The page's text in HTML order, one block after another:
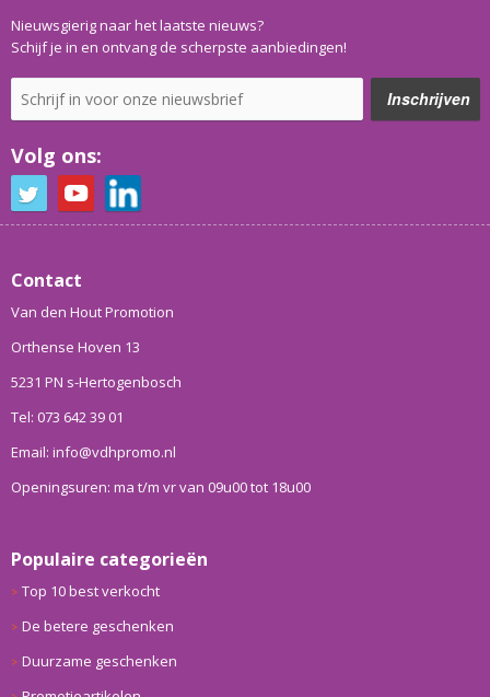
Nieuwsgierig naar het laatste nieuws?
Schijf je in en ontvang de scherpste aanbiedingen!
Volg ons:
Contact
Van den Hout Promotion
Orthense Hoven 13
5231 PN s-Hertogenbosch
Tel: 073 642 39 01
Email: info@vdhpromo.nl
Openingsuren: ma t/m vr van 09u00 tot 18u00
Populaire categorieën
Top 10 best verkocht
De betere geschenken
Duurzame geschenken